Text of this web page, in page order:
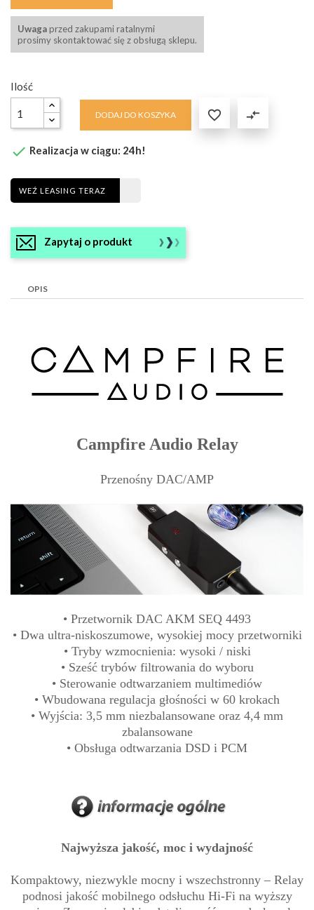
Uwaga przed zakupami ratalnymi
prosimy skontaktować się z obsługą sklepu.
Ilość
DODAJ DO KOSZYKA  compare_arrows
 Realizacja w ciągu: 24h!
WEŹ LEASING TERAZ
Zapytaj o produkt
OPIS
Campfire Audio Relay
Przenośny DAC/AMP
• Przetwornik DAC AKM SEQ 4493
• Dwa ultra-niskoszumowe, wysokiej mocy przetworniki
• Tryby wzmocnienia: wysoki / niski
• Sześć trybów filtrowania do wyboru
• Sterowanie odtwarzaniem multimediów
• Wbudowana regulacja głośności w 60 krokach
• Wyjścia: 3,5 mm niezbalansowane oraz 4,4 mm
zbalansowane
• Obsługa odtwarzania DSD i PCM
Najwyższa jakość, moc i wydajność
Kompaktowy, niezwykle mocny i wszechstronny – Relay
podnosi jakość mobilnego odsłuchu Hi-Fi na wyższy